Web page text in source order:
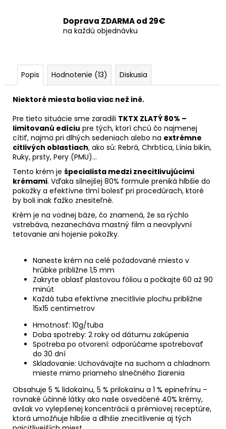
Doprava ZDARMA od 29€
na každú objednávku
Popis Hodnotenie (13) Diskusia
Niektoré miesta bolia viac než iné.
Pre tieto situácie sme zaradili TKTX ZLATÝ 80% –
limitovanú edíciu pre tých, ktorí chcú čo najmenej
cítiť, najmä pri dlhých sedeniach alebo na extrémne
citlivých oblastiach, ako sú: Rebrá, Chrbtica, Línia bikín,
Ruky, prsty, Pery (PMU)...
Tento krém je špecialista medzi znecitlivujúcimi
krémami. Vďaka silnejšej 80% formule preniká hlbšie do
pokožky a efektívne tlmí bolesť pri procedúrach, ktoré
by boli inak ťažko znesiteľné.
Krém je na vodnej báze, čo znamená, že sa rýchlo
vstrebáva, nezanecháva mastný film a neovplyvní
tetovanie ani hojenie pokožky.
Naneste krém na celé požadované miesto v
hrúbke približne 1,5 mm
Zakryte oblasť plastovou fóliou a počkajte 60 až 90
minút
Každá tuba efektívne znecitlivie plochu približne
15x15 centimetrov
Hmotnosť: 10g/tuba
Doba spotreby: 2 roky od dátumu zakúpenia
Spotreba po otvorení: odporúčame spotrebovať
do 30 dní
Skladovanie: Uchovávajte na suchom a chladnom
mieste mimo priameho slnečného žiarenia
Obsahuje 5 % lidokaínu, 5 % prilokaínu a 1 % epinefrínu –
rovnaké účinné látky ako naše osvedčené 40% krémy,
avšak vo vylepšenej koncentrácii a prémiovej receptúre,
ktorá umožňuje hlbšie a dlhšie znecitlivenie aj tých